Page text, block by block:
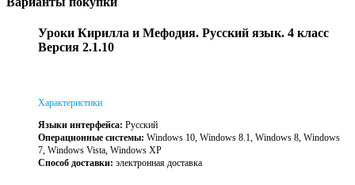
Уроки Кирилла и Мефодия. Русский язык. 4 класс
Версия 2.1.10
Характеристики
Языки интерфейса: Русский
Операционные системы: Windows 10, Windows 8.1, Windows 8, Windows
7, Windows Vista, Windows XP
Способ доставки: электронная доставка